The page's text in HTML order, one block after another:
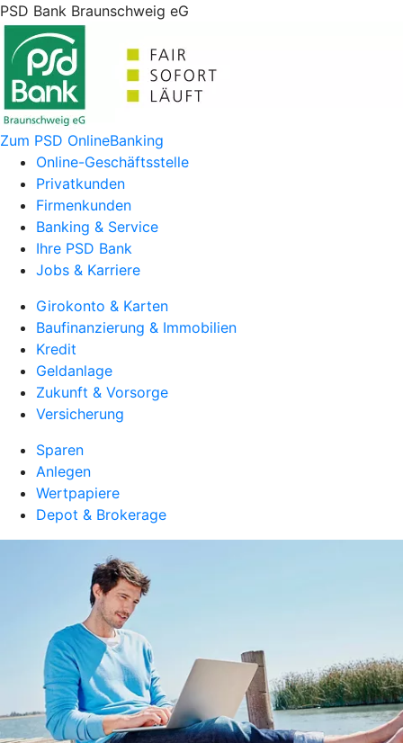
PSD Bank Braunschweig eG
Zum PSD OnlineBanking
Online-Geschäftsstelle
Privatkunden
Firmenkunden
Banking & Service
Ihre PSD Bank
Jobs & Karriere
Girokonto & Karten
Baufinanzierung & Immobilien
Kredit
Geldanlage
Zukunft & Vorsorge
Versicherung
Sparen
Anlegen
Wertpapiere
Depot & Brokerage